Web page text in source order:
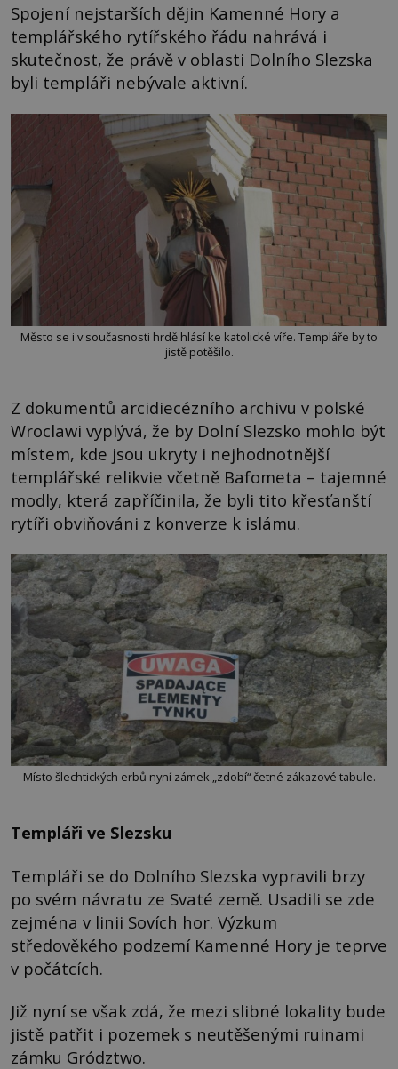
Spojení nejstarších dějin Kamenné Hory a
templářského rytířského řádu nahrává i
skutečnost, že právě v oblasti Dolního Slezska
byli templáři nebývale aktivní.
Město se i v současnosti hrdě hlásí ke katolické víře. Templáře by to
jistě potěšilo.
Z dokumentů arcidiecézního archivu v polské
Wroclawi vyplývá, že by Dolní Slezsko mohlo být
místem, kde jsou ukryty i nejhodnotnější
templářské relikvie včetně Bafometa – tajemné
modly, která zapříčinila, že byli tito křesťanští
rytíři obviňováni z konverze k islámu.
Místo šlechtických erbů nyní zámek „zdobí“ četné zákazové tabule.
Templáři ve Slezsku
Templáři se do Dolního Slezska vypravili brzy
po svém návratu ze Svaté země. Usadili se zde
zejména v linii Sovích hor. Výzkum
středověkého podzemí Kamenné Hory je teprve
v počátcích.
Již nyní se však zdá, že mezi slibné lokality bude
jistě patřit i pozemek s neutěšenými ruinami
zámku Grództwo.